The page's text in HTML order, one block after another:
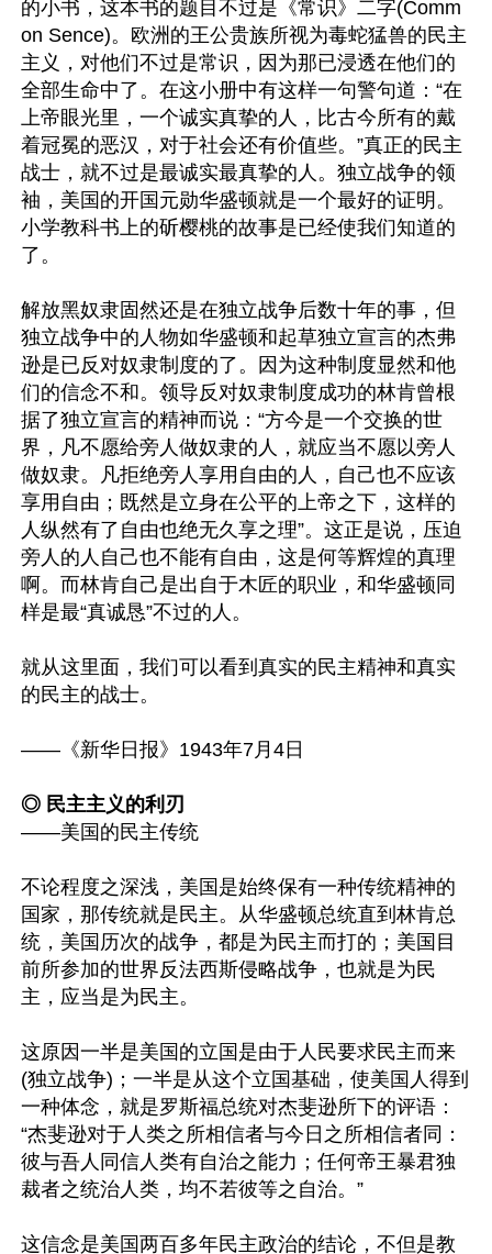
的小书，这本书的题目不过是《常识》二字(Comm
on Sence)。欧洲的王公贵族所视为毒蛇猛兽的民主
主义，对他们不过是常识，因为那已浸透在他们的
全部生命中了。在这小册中有这样一句警句道：“在
上帝眼光里，一个诚实真挚的人，比古今所有的戴
着冠冕的恶汉，对于社会还有价值些。”真正的民主
战士，就不过是最诚实最真挚的人。独立战争的领
袖，美国的开国元勋华盛顿就是一个最好的证明。
小学教科书上的斫樱桃的故事是已经使我们知道的
了。
解放黑奴隶固然还是在独立战争后数十年的事，但
独立战争中的人物如华盛顿和起草独立宣言的杰弗
逊是已反对奴隶制度的了。因为这种制度显然和他
们的信念不和。领导反对奴隶制度成功的林肯曾根
据了独立宣言的精神而说：“方今是一个交换的世
界，凡不愿给旁人做奴隶的人，就应当不愿以旁人
做奴隶。凡拒绝旁人享用自由的人，自己也不应该
享用自由；既然是立身在公平的上帝之下，这样的
人纵然有了自由也绝无久享之理”。这正是说，压迫
旁人的人自己也不能有自由，这是何等辉煌的真理
啊。而林肯自己是出自于木匠的职业，和华盛顿同
样是最“真诚恳”不过的人。
就从这里面，我们可以看到真实的民主精神和真实
的民主的战士。
——《新华日报》1943年7月4日
◎ 民主主义的利刃
——美国的民主传统
不论程度之深浅，美国是始终保有一种传统精神的
国家，那传统就是民主。从华盛顿总统直到林肯总
统，美国历次的战争，都是为民主而打的；美国目
前所参加的世界反法西斯侵略战争，也就是为民
主，应当是为民主。
这原因一半是美国的立国是由于人民要求民主而来
(独立战争)；一半是从这个立国基础，使美国人得到
一种体念，就是罗斯福总统对杰斐逊所下的评语：
“杰斐逊对于人类之所相信者与今日之所相信者同：
彼与吾人同信人类有自治之能力；任何帝王暴君独
裁者之统治人类，均不若彼等之自治。”
这信念是美国两百多年民主政治的结论，不但是教